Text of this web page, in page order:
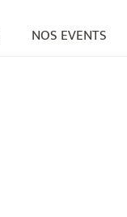
NOS EVENTS